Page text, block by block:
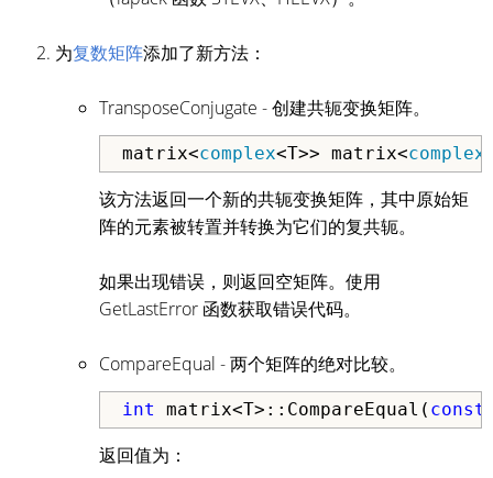
为复数矩阵添加了新方法：
TransposeConjugate - 创建共轭变换矩阵。
matrix<complex<T>> matrix<complex
该方法返回一个新的共轭变换矩阵，其中原始矩
阵的元素被转置并转换为它们的复共轭。
如果出现错误，则返回空矩阵。使用
GetLastError 函数获取错误代码。
CompareEqual - 两个矩阵的绝对比较。
int matrix<T>::CompareEqual( const
返回值为：